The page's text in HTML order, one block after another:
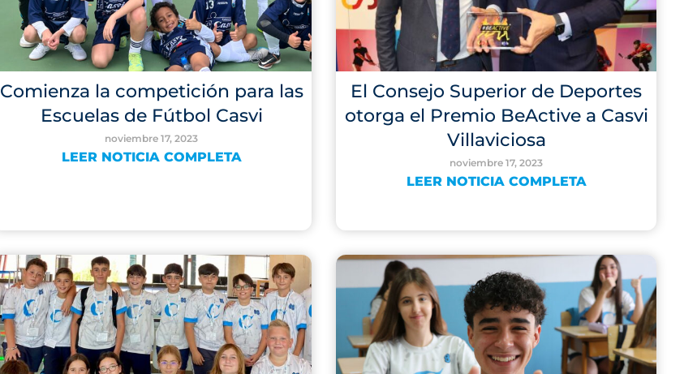
Comienza la competición para las
Escuelas de Fútbol Casvi
noviembre 17, 2023
LEER NOTICIA COMPLETA
El Consejo Superior de Deportes
otorga el Premio BeActive a Casvi
Villaviciosa
noviembre 17, 2023
LEER NOTICIA COMPLETA